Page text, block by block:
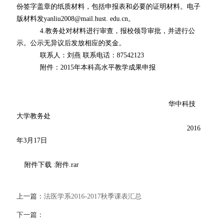
份签字盖章的纸质材料，包括申报表和必要的证明材料。电子
版材料发yanliu2008@mail.hust . edu.cn 。
4.教务处对材料进行审查，报校领导审批，并进行公
示。公示无异议后发放相应的奖金。
联系人：刘燕 联系电话：87542123
附件： 2015年本科高水平教学成果申报
华中科技
大学教务处
2016
年3 月 17日
附件下载 :附件.rar
上一篇：法医学系2016-2017秋季课表汇总
下一篇：